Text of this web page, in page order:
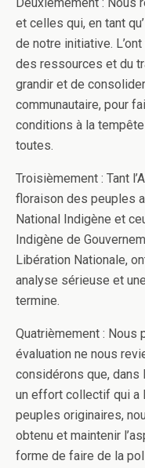
et celles qui, en tant
de notre initiative.
des ressources et du
grandir et de
communautaire, pour
conditions à la
toutes.
Troisièmement : Tant
floraison des peuples
National Indigène et
Indigène de
Libération Nationale,
analyse sérieuse et
termine.
Quatrièmement : Nous
évaluation ne nous
considérons que, dans
un effort collectif qui a
peuples originaires,
obtenu et maintenir
forme de faire de la